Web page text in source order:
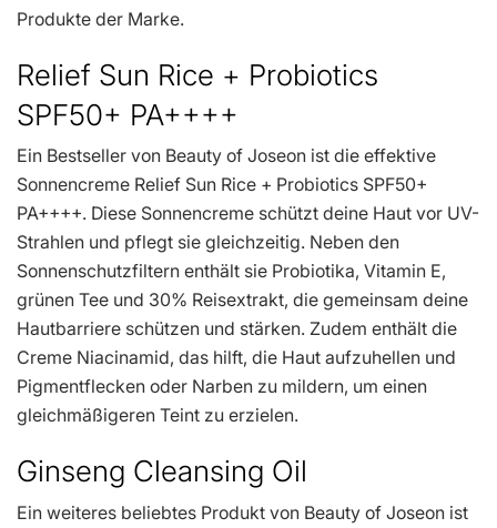
Produkte der Marke.
Relief Sun Rice + Probiotics
SPF50+ PA++++
Ein Bestseller von Beauty of Joseon ist die effektive
Sonnencreme Relief Sun Rice + Probiotics SPF50+
PA++++. Diese Sonnencreme schützt deine Haut vor UV-
Strahlen und pflegt sie gleichzeitig. Neben den
Sonnenschutzfiltern enthält sie Probiotika, Vitamin E,
grünen Tee und 30% Reisextrakt, die gemeinsam deine
Hautbarriere schützen und stärken. Zudem enthält die
Creme Niacinamid, das hilft, die Haut aufzuhellen und
Pigmentflecken oder Narben zu mildern, um einen
gleichmäßigeren Teint zu erzielen.
Ginseng Cleansing Oil
Ein weiteres beliebtes Produkt von Beauty of Joseon ist